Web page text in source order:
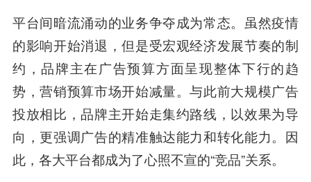
平台间暗流涌动的业务争夺成为常态。虽然疫情
的影响开始消退，但是受宏观经济发展节奏的制
约，品牌主在广告预算方面呈现整体下行的趋
势，营销预算市场开始减量。与此前大规模广告
投放相比，品牌主开始走集约路线，以效果为导
向，更强调广告的精准触达能力和转化能力。因
此，各大平台都成为了心照不宣的“竞品”关系。